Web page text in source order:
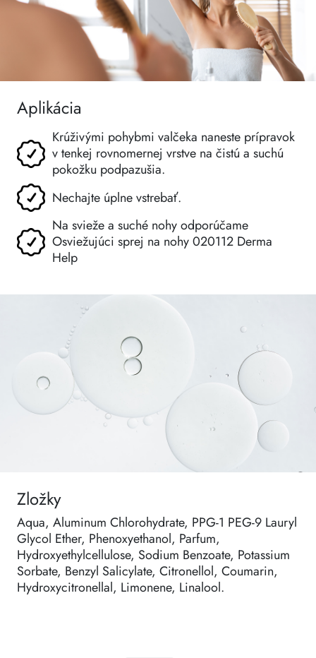
Aplikácia
Krúživými pohybmi valčeka naneste prípravok
v tenkej rovnomernej vrstve na čistú a suchú
pokožku podpazušia.
Nechajte úplne vstrebať.
Na svieže a suché nohy odporúčame
Osviežujúci sprej na nohy 020112 Derma
Help
Zložky
Aqua, Aluminum Chlorohydrate, PPG-1 PEG-9 Lauryl
Glycol Ether, Phenoxyethanol, Parfum,
Hydroxyethylcellulose, Sodium Benzoate, Potassium
Sorbate, Benzyl Salicylate, Citronellol, Coumarin,
Hydroxycitronellal, Limonene, Linalool.